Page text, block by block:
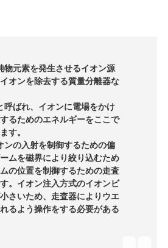
元素を発生させるイオン源
オンを除去する質量分離器な
ばれ、イオンに電場をかけ
るためのエネルギーをここで
す。
の入射を制御するための偏
ムを磁界により絞り込むため
の位置を制御するための走査
。イオン注入方式のイオンビ
さいため、走査器によりウエ
るよう操作をする必要がある